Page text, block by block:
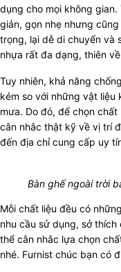
dụng cho mọi không
giản, gọn nhẹ nhưng
trọng, lại dễ di chuyển và
nhựa rất đa dạng, thiên
Tuy nhiên, khả năng
kém so với những vật liệu
mưa. Do đó, để chọn
cân nhắc thật kỹ về vị trí
đến địa chỉ cung cấp uy
Bàn ghế ngoài trời
Mỗi chất liệu đều có
nhu cầu sử dụng, sở
thể cân nhắc lựa chọn
nhé. Furnist chúc bạn có